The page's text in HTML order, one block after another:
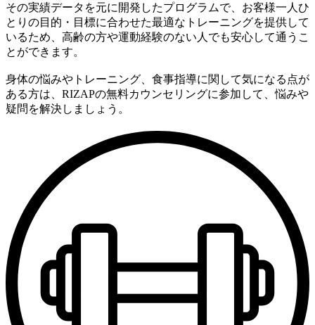
その実績データを元に開発したプログラムで、お客様一人ひ
とりの目的・目標に合わせた最適なトレーニングを提供して
いるため、高齢の方や運動経験のない人でも安心して通うこ
とができます。
身体の悩みやトレーニング、食事指導に関して気になる点が
ある方は、RIZAPの無料カウンセリングに参加して、悩みや
疑問を解決しましょう。